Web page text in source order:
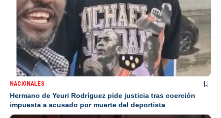
NACIONALES
Hermano de Yeuri Rodríguez pide justicia tras coerción
impuesta a acusado por muerte del deportista